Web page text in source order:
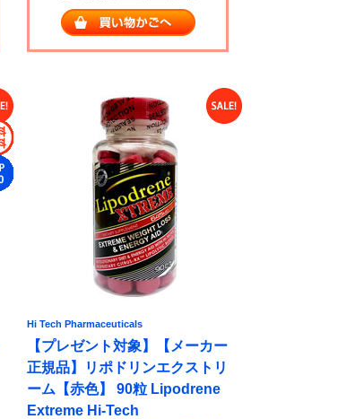
Hi Tech Pharmaceuticals
【プレゼント対象】【メーカー
正規品】リポドリンエクストリ
ーム【赤色】 90粒 Lipodrene
Extreme Hi-Tech